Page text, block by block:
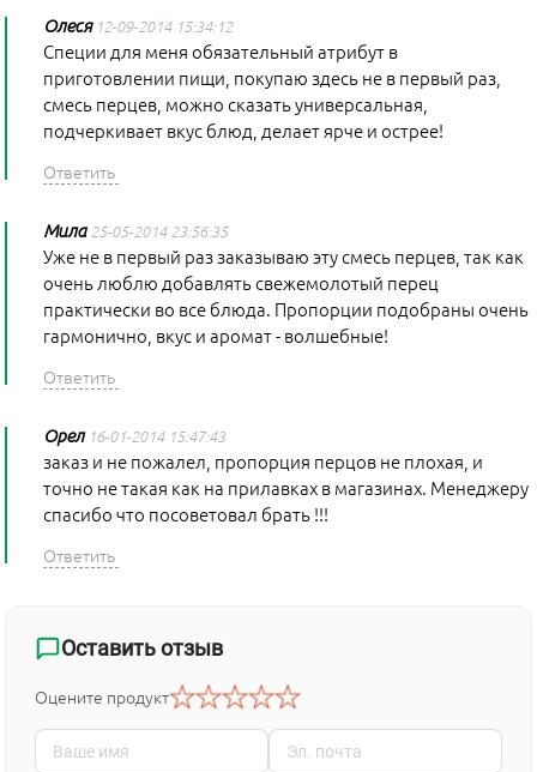
Олеся 12-09-2014 15:34:12
Специи для меня обязательный атрибут в
приготовлении пищи, покупаю здесь не в первый раз,
смесь перцев, можно сказать универсальная,
подчеркивает вкус блюд, делает ярче и острее!
Мила25-05-2014 23:56:35
Уже не в первый раз заказываю эту смесь перцев, так как
очень люблю добавлять свежемолотый перец
практически во все блюда. Пропорции подобраны очень
гармонично, вкус и аромат - волшебные!
Орел 16-01-2014 15:47:43
заказ и не пожалел, пропорция перцов не плохая, и
точно не такая как на прилавках в магазинах. Менеджеру
спасибо что посоветовал брать !!!
Оставить отзыв
Оцените продукт